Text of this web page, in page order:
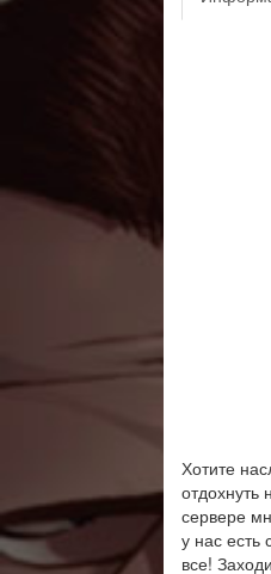
Хотите
отдохнуть
сервере
у нас есть
все!